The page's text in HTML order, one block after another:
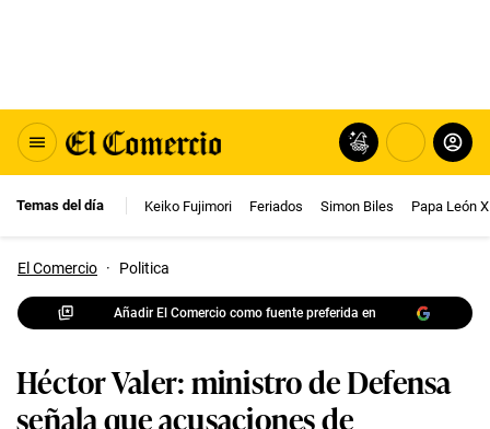
Temas del día Keiko Fujimori Feriados Simon Biles Papa León
El Comercio · Politica
Añadir El Comercio como fuente preferida en
Héctor Valer: ministro de Defensa
señala que acusaciones de